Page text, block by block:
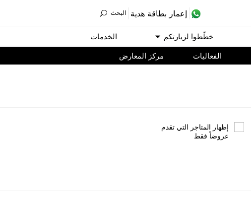
ﺇﻋﻤﺎﺭ ﺑﻄﺎﻗﺔ ﻫﺪﻳﺔ اﻟﺒﺤﺚ
ﺧﻄّﻄﻮا ﻟﺰﻳﺎﺭﺗﻜﻢ اﻟﺨﺪﻣﺎﺕ
اﻟﻔﻌﺎﻟﻴﺎﺕ مركز المعارض
ﺇﻇﻬﺎﺭ اﻟﻤﺘﺎﺟﺮ اﻟﺘﻲ ﺗﻘﺪﻡ
ﻋﺮﻭﺿﺎً ﻓﻘﻂ